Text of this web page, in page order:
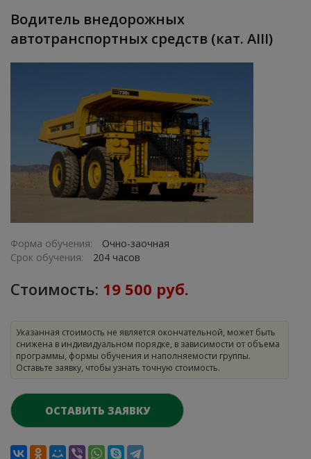
Водитель внедорожных
автотранспортных средств (кат. АIII)
Форма обучения:
Очно-заочная
Срок обучения:
204 часов
Стоимость: 19 500 руб.
Указанная стоимость не является окончательной, может быть
снижена в индивидуальном порядке, в зависимости от объема
программы, формы обучения и наполняемости группы.
Оставьте заявку, чтобы узнать точную стоимость.
ОСТАВИТЬ ЗАЯВКУ